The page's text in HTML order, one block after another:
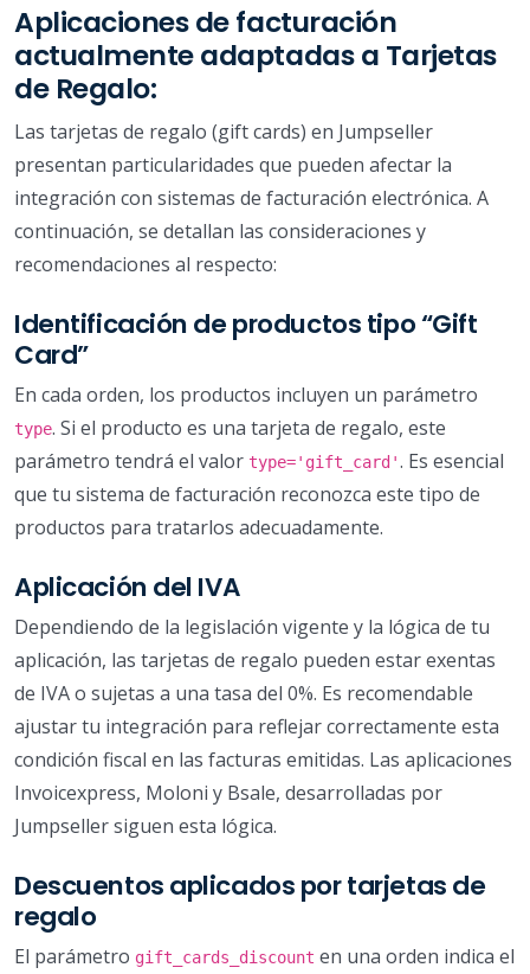
Aplicaciones de facturación
actualmente adaptadas a Tarjetas
de Regalo:
Las tarjetas de regalo (gift cards) en Jumpseller
presentan particularidades que pueden afectar la
integración con sistemas de facturación electrónica. A
continuación, se detallan las consideraciones y
recomendaciones al respecto:
Identificación de productos tipo “Gift
Card”
En cada orden, los productos incluyen un parámetro
type. Si el producto es una tarjeta de regalo, este
parámetro tendrá el valor type='gift_card'. Es esencial
que tu sistema de facturación reconozca este tipo de
productos para tratarlos adecuadamente.
Aplicación del IVA
Dependiendo de la legislación vigente y la lógica de tu
aplicación, las tarjetas de regalo pueden estar exentas
de IVA o sujetas a una tasa del 0%. Es recomendable
ajustar tu integración para reflejar correctamente esta
condición fiscal en las facturas emitidas. Las aplicaciones
Invoicexpress, Moloni y Bsale, desarrolladas por
Jumpseller siguen esta lógica.
Descuentos aplicados por tarjetas de
regalo
El parámetro gift_cards_discount en una orden indica el